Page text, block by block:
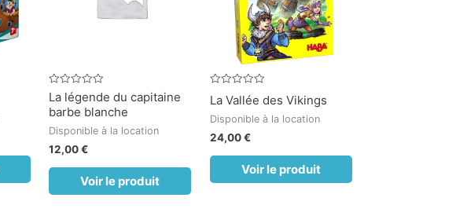
Note
0
sur
La légende du capitaine
barbe blanche
Disponible à la location
12,00€
Voir le produit
Note
0
sur
5
La Vallée des Vikings
Disponible à la location
24,00€
Voir le produit